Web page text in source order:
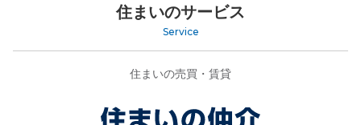
住まいのサービス
Service
住まいの売買・賃貸